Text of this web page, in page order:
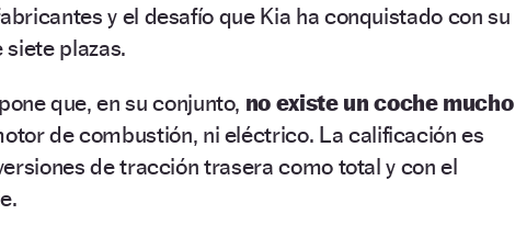
y el desafío que Kia ha conquistado con su
siete plazas.
que, en su conjunto, no existe un coche mucho
de combustión, ni eléctrico. La calificación es
de tracción trasera como total y con el